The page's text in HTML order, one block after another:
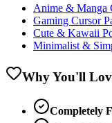
Anime & Manga
Gaming Cursor
Cute & Kawaii
Minimalist &
Why You'll
Completely